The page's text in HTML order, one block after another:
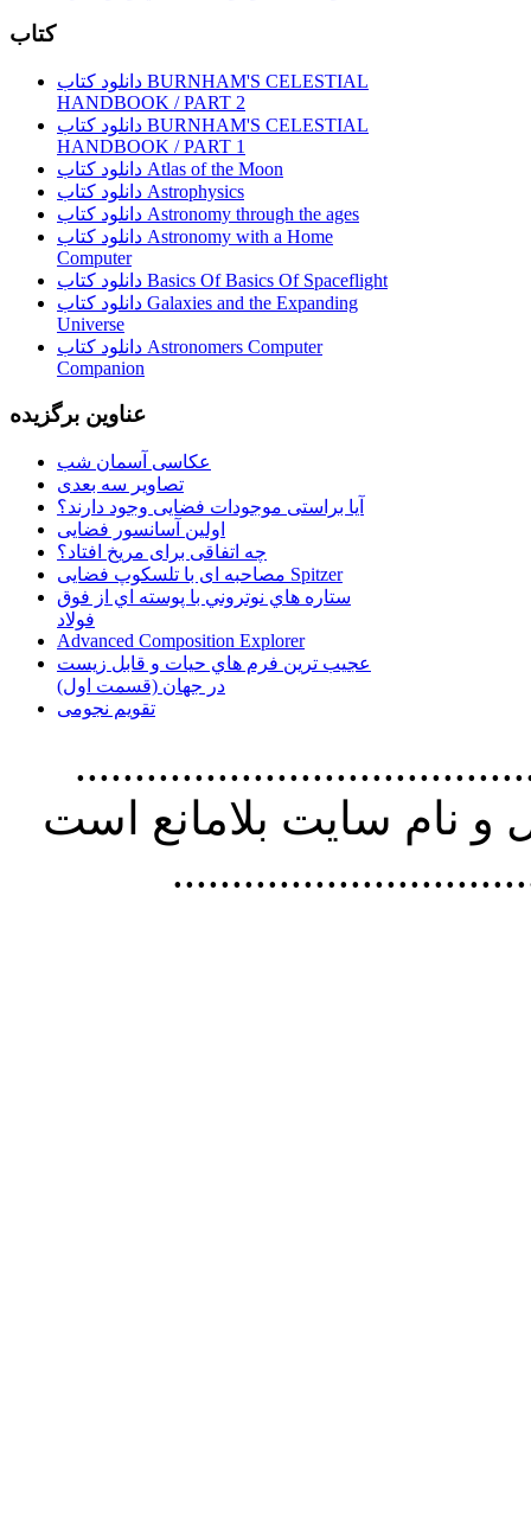
کتاب
دانلود کتاب BURNHAM'S CELESTIAL
HANDBOOK / PART 2
دانلود کتاب BURNHAM'S CELESTIAL
HANDBOOK / PART 1
دانلود کتاب Atlas of the Moon
دانلود کتاب Astrophysics
دانلود کتاب Astronomy through the ages
دانلود کتاب Astronomy with a Home
Computer
دانلود کتاب Basics Of Basics Of Spaceflight
دانلود کتاب Galaxies and the Expanding
Universe
دانلود کتاب Astronomers Computer
Companion
عناوین برگزیده
عکاسی آسمان شب
تصاویر سه بعدی
آیا براستی موجودات فضایی وجود دارند؟
اولین آسانسور فضایی
چه اتفاقی برای مریخ افتاد؟
مصاحبه ای با تلسکوپ فضایی Spitzer
ستاره هاي نوتروني با پوسته اي از فوق
فولاد
Advanced Composition Explorer
عجیب ترین فرم هاي حيات و قابل زيست
در جهان (قسمت اول)
تقویم نجومی
استفاده از
نام سايت بلامانع است